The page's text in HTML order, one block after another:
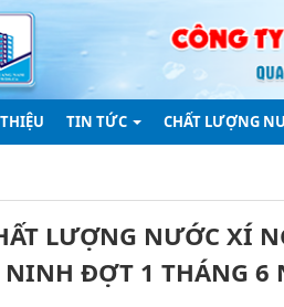
TIN TỨC CHẤT LƯỢNG
LƯỢNG NƯỚC XÍ
NINH ĐỢT 1 THÁNG 6